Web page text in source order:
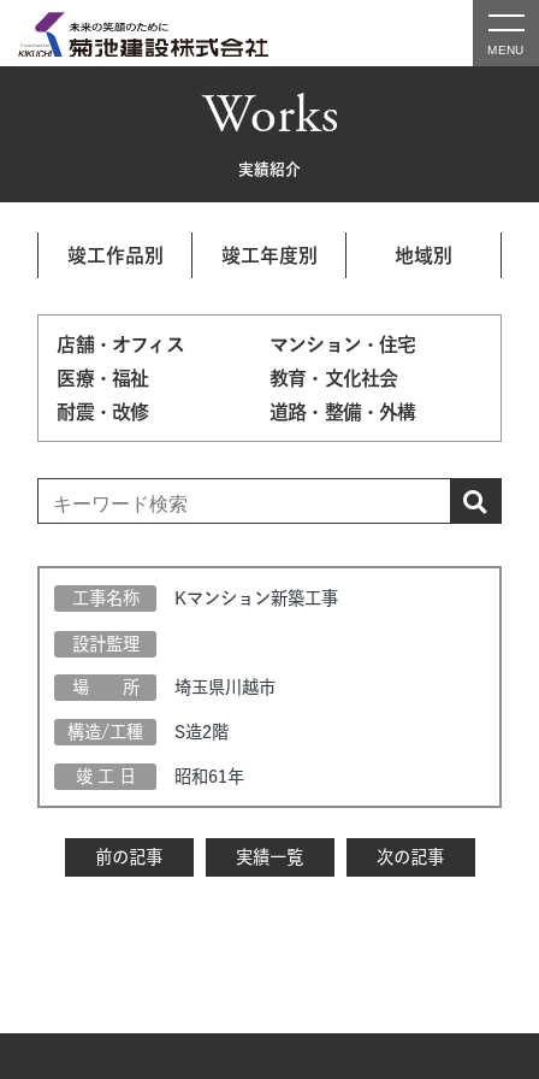
Works
実績紹介
竣工作品別 竣工年度別 地域別
店舗・オフィス
マンション・住宅
医療・福祉
教育・文化社会
耐震・改修
道路・整備・外構
工事名称 Kマンション新築工事
設計監理
場 所 埼玉県川越市
構造/工種 S造2階
竣 工 日 昭和61年
前の記事 実績一覧 次の記事